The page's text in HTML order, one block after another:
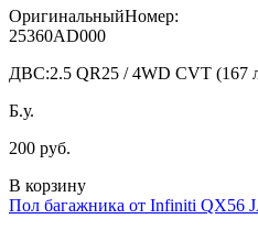
ОригинальныйНомер:
25360AD000
ДВС:2.5 QR25 / 4WD CVT (167
Б.у.
200 руб.
В корзину
Пол багажника от Infiniti QX56